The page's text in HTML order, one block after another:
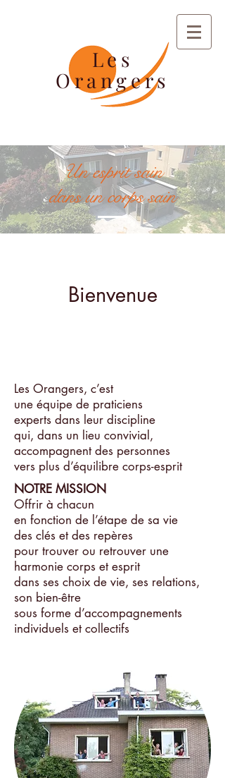
Les
Orangers
Un esprit sain
dans un corps sain
Bienvenue
Les Orangers, c’est
une équipe de praticiens
experts dans leur discipline
qui, dans un lieu convivial,
accompagnent des personnes
vers plus d’équilibre corps-esprit
NOTRE MISSION
Offrir à chacun
en fonction de l’étape de sa vie
des clés et des repères
pour trouver ou retrouver une
harmonie corps et esprit
dans ses choix de vie, ses relations,
son bien-être
sous forme d’accompagnements
individuels et collectifs